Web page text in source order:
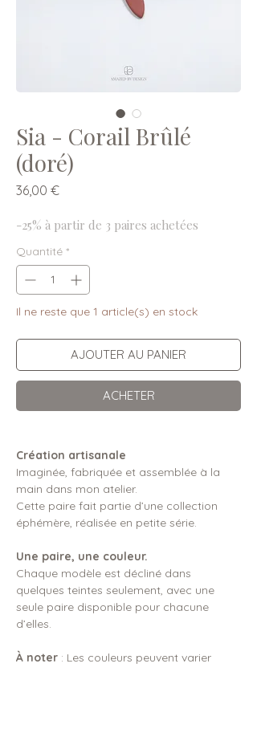
Sia - Corail Brûlé
(doré)
36,00 €Prix
-25% à partir de 3 paires achetées
Quantité *
Il ne reste que 1 article(s) en stock
AJOUTER AU PANIER
ACHETER
Création artisanale
Imaginée, fabriquée et assemblée à la
main dans mon atelier.
Cette paire fait partie d’une collection
éphémère, réalisée en petite série.
Une paire, une couleur.
Chaque modèle est décliné dans
quelques teintes seulement, avec une
seule paire disponible pour chacune
d’elles.
À noter : Les couleurs peuvent varier